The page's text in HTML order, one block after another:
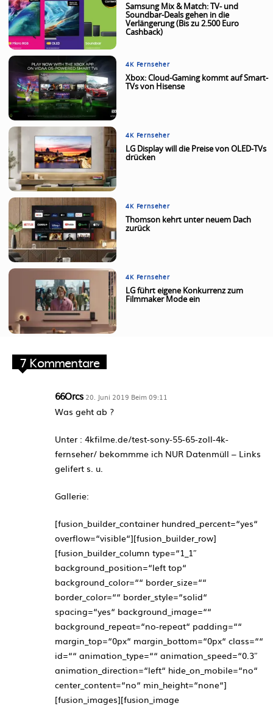
Samsung Mix & Match: TV- und
Soundbar-Deals gehen in die
Verlängerung (Bis zu 2.500 Euro
Cashback)
4K Fernseher
Xbox: Cloud-Gaming kommt auf Smart-
TVs von Hisense
4K Fernseher
LG Display will die Preise von OLED-TVs
drücken
4K Fernseher
Thomson kehrt unter neuem Dach
zurück
4K Fernseher
LG führt eigene Konkurrenz zum
Filmmaker Mode ein
7 Kommentare
66Orcs 20. Juni 2019 Beim 09:11
Was geht ab ?
Unter : 4kfilme.de/test-sony-55-65-zoll-4k-
fernseher/ bekommme ich NUR Datenmüll – Links
gelifert s. u.
Gallerie:
[fusion_builder_container hundred_percent=“yes“
overflow=“visible“][fusion_builder_row]
[fusion_builder_column type=“1_1″
background_position=“left top“
background_color=““ border_size=““
border_color=““ border_style=“solid“
spacing=“yes“ background_image=““
background_repeat=“no-repeat“ padding=““
margin_top=“0px“ margin_bottom=“0px“ class=““
id=““ animation_type=““ animation_speed=“0.3″
animation_direction=“left“ hide_on_mobile=“no“
center_content=“no“ min_height=“none“]
[fusion_images][fusion_image